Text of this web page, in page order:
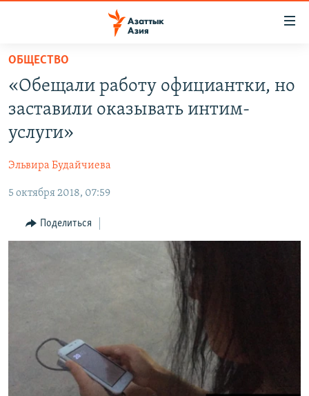
Вернуться
основному
содержанию
главной
навигации
Вернутся
поиску
ЦЕНТРАЛЬНАЯ АЗИЯ
ТАДЖИКИСТАН
НОВОСТИ
ҚАЗАҚША
КЫРГЫЗЧА
ЎЗБЕКЧА
ПОДПИШИТЕСЬ НА НАС В СОЦСЕТЯХ
ОБЩЕСТВО
«Обещали работу официантки, но
заставили оказывать интим-
услуги»
Эльвира Будайчиева
5 октября 2018, 07:59
Поделиться